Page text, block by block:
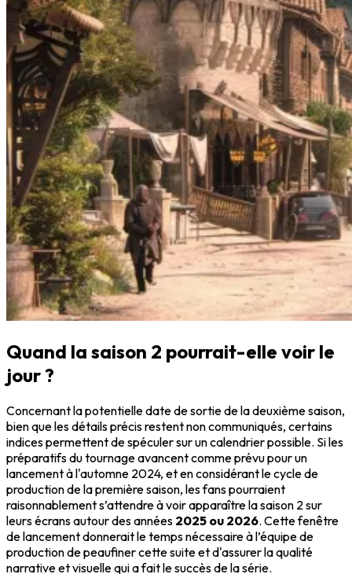
Quand la saison 2 pourrait-elle voir le
jour ?
Concernant la potentielle date de sortie de la deuxième saison,
bien que les détails précis restent non communiqués, certains
indices permettent de spéculer sur un calendrier possible. Si les
préparatifs du tournage avancent comme prévu pour un
lancement à l'automne 2024, et en considérant le cycle de
production de la première saison, les fans pourraient
raisonnablement s’attendre à voir apparaître la saison 2 sur
leurs écrans autour des années 2025 ou 2026. Cette fenêtre
de lancement donnerait le temps nécessaire à l’équipe de
production de peaufiner cette suite et d'assurer la qualité
narrative et visuelle qui a fait le succès de la série.